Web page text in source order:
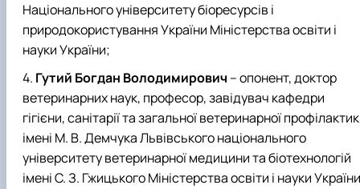
Національного університету біоресурсів і
природокористування України Міністерства освіти і
науки України;
Гутий Богдан Володимирович– опонент, доктор
ветеринарних наук, професор, завідувач кафедри
гігієни, санітарії та загальної ветеринарної
імені М. В. Демчука Львівського національного
університету ветеринарної медицини та біотехнологій
імені С. З. Гжицького Міністерства освіти і науки